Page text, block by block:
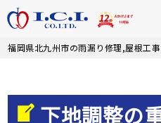
Skip
福岡県北九州市の雨漏り修理,屋根工事
下地調整の